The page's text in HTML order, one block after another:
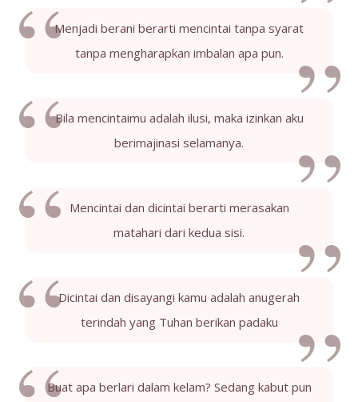
Menjadi berani berarti mencintai tanpa syarat
tanpa mengharapkan imbalan apa pun.
Bila mencintaimu adalah ilusi, maka izinkan aku
berimajinasi selamanya.
Mencintai dan dicintai berarti merasakan
matahari dari kedua sisi.
Dicintai dan disayangi kamu adalah anugerah
terindah yang Tuhan berikan padaku
Buat apa berlari dalam kelam? Sedang kabut pun